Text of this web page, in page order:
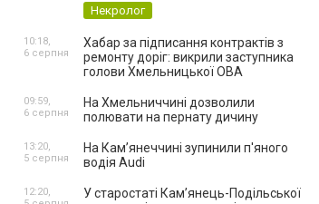
Некролог
Хабар за підписання контрактів з
ремонту доріг: викрили заступника
голови Хмельницької ОВА
10:18,
6 серпня
На Хмельниччині дозволили
полювати на пернату дичину
09:59,
6 серпня
На Камʼянеччині зупинили п'яного
водія Audi
13:20,
5 серпня
У старостаті Кам’янець-Подільської
12:20,